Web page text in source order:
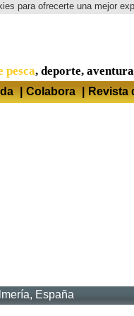
para ofrecerte una mejor
pesca, deporte,
| Colabora | Revista
España